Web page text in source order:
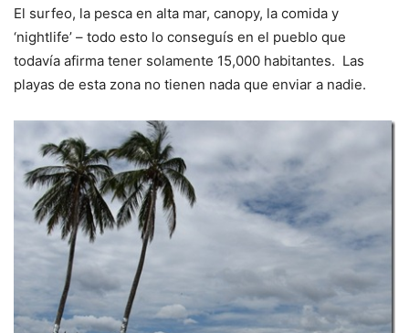
El surfeo, la pesca en alta mar, canopy, la comida y
‘nightlife’ – todo esto lo conseguís en el pueblo que
todavía afirma tener solamente 15,000 habitantes. Las
playas de esta zona no tienen nada que enviar a nadie.